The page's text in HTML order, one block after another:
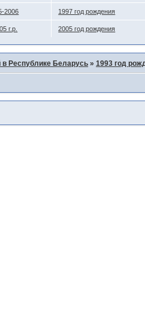
2006 1997 год рождения
г.р. 2005 год рождения
Республике Беларусь »1993 год